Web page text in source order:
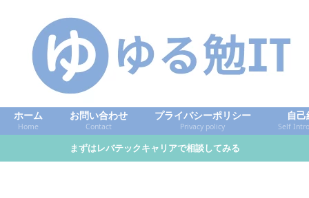
ホーム
Home
お問い合わせ
Contact
プライバシーポリシー
Privacy policy
自己
Self
まずはレバテックキャリアで相談してみる